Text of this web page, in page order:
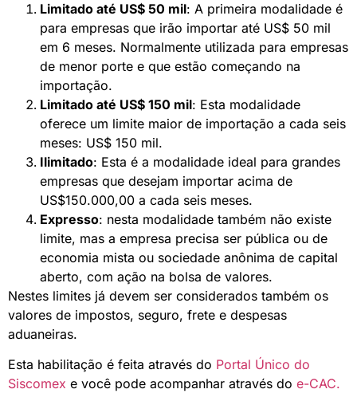
Limitado até US$ 50 mil: A primeira modalidade é
para empresas que irão importar até US$ 50 mil
em 6 meses. Normalmente utilizada para empresas
de menor porte e que estão começando na
importação.
Limitado até US$ 150 mil: Esta modalidade
oferece um limite maior de importação a cada seis
meses: US$ 150 mil.
Ilimitado: Esta é a modalidade ideal para grandes
empresas que desejam importar acima de
US$150.000,00 a cada seis meses.
Expresso: nesta modalidade também não existe
limite, mas a empresa precisa ser pública ou de
economia mista ou sociedade anônima de capital
aberto, com ação na bolsa de valores.
Nestes limites já devem ser considerados também os
valores de impostos, seguro, frete e despesas
aduaneiras.
Esta habilitação é feita através do Portal Único do
Siscomex e você pode acompanhar através do e-CAC.